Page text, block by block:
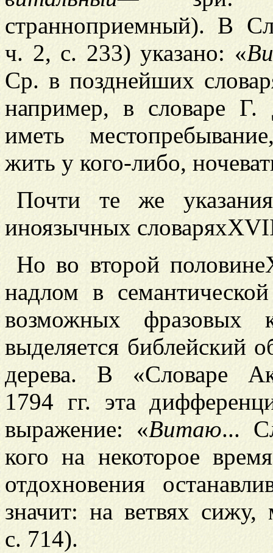
странноприемный). В
ч. 2, с. 233) указано: «
Ср. в позднейших
например, в словаре
иметь
жить у кого-либо,
Почти те же
иноязычных словарях
Но во второй половине
надлом в
возможных фразовых
выделяется библейский
дерева. В «Словаре
1794 гг. эта
выражение: «Витаю...
кого на некоторое
отдохновения
значит: на ветвях
с. 714).